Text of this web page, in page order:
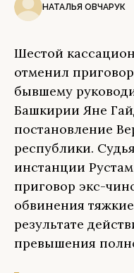
НАТАЛЬЯ ОВЧАРУК
Шестой
отменил
бывшему
Башкирии Яне
постановление
республики.
инстанции
приговор экс-
обвинения
результате
превышения